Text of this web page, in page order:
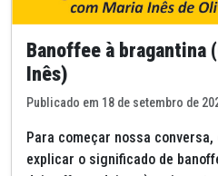
Banoffee à bragantina
Inês)
Publicado em 18 de setembro de
Para começar nossa
explicar o significado de